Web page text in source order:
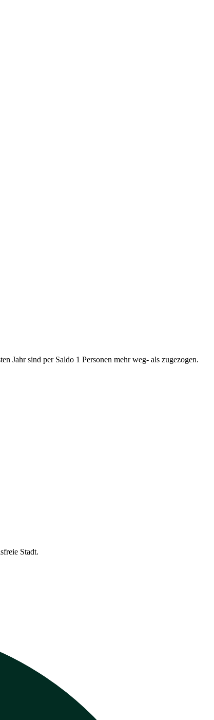
Jahr sind per Saldo 1 Personen mehr weg- als zugezogen.
Stadt.